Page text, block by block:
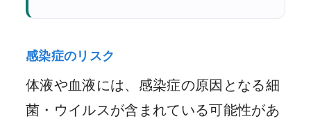
感染症のリスク
体液や血液には、感染症の原因となる細
菌・ウイルスが含まれている可能性があ